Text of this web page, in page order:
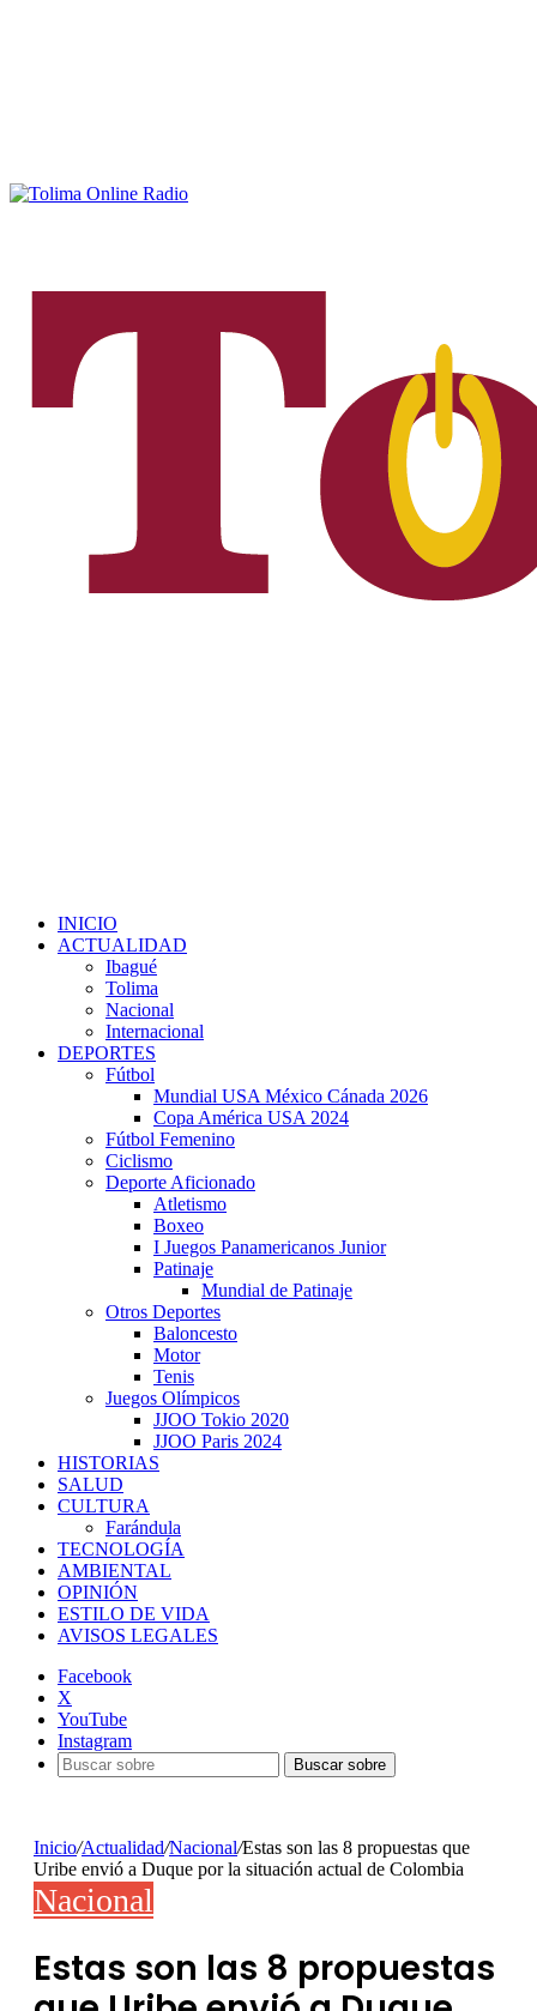
INICIO
ACTUALIDAD
Ibagué
Tolima
Nacional
Internacional
DEPORTES
Fútbol
Mundial USA México Cánada 2026
Copa América USA 2024
Fútbol Femenino
Ciclismo
Deporte Aficionado
Atletismo
Boxeo
I Juegos Panamericanos Junior
Patinaje
Mundial de Patinaje
Otros Deportes
Baloncesto
Motor
Tenis
Juegos Olímpicos
JJOO Tokio 2020
JJOO Paris 2024
HISTORIAS
SALUD
CULTURA
Farándula
TECNOLOGÍA
AMBIENTAL
OPINIÓN
ESTILO DE VIDA
AVISOS LEGALES
Facebook
X
YouTube
Instagram
Buscar sobre
Inicio/Actualidad/Nacional/Estas son las 8 propuestas que
Uribe envió a Duque por la situación actual de Colombia
Nacional
Estas son las 8 propuestas